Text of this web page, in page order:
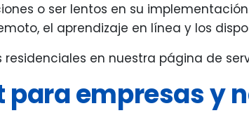
o ser lentos en su
el aprendizaje en línea y los
en nuestra página de
empresas y